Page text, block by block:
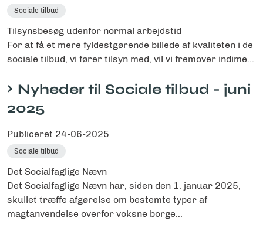
Sociale tilbud
Tilsynsbesøg udenfor normal arbejdstid
For at få et mere fyldestgørende billede af kvaliteten i de
sociale tilbud, vi fører tilsyn med, vil vi fremover indime...
Nyheder til Sociale tilbud - juni
2025
Publiceret 24-06-2025
Sociale tilbud
Det Socialfaglige Nævn
Det Socialfaglige Nævn har, siden den 1. januar 2025,
skullet træffe afgørelse om bestemte typer af
magtanvendelse overfor voksne borge...